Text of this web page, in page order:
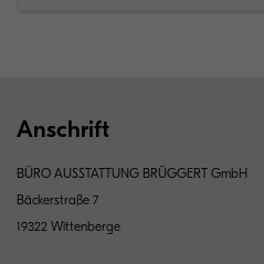
Anschrift
BÜRO AUSSTATTUNG BRÜGGERT GmbH
Bäckerstraße 7
19322 Wittenberge